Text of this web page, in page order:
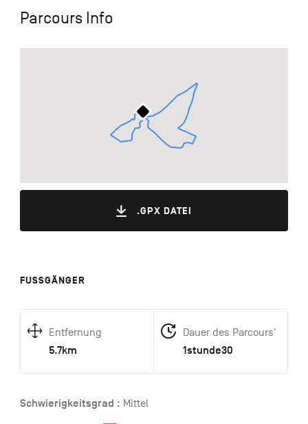
Parcours Info
.GPX DATEI
FUSSGÄNGER
Entfernung
5.7km
Dauer des Parcours'
1stunde30
Schwierigkeitsgrad : Mittel